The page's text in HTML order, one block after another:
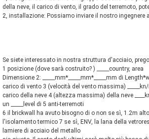
della neve, il carico di vento, il grado del terremoto,
2, installazione: Possiamo inviare il nostro
Se siete interessato in nostra struttura d'acciaio,
1 posizione (dove sarà costruito? ) _____country, area
Dimensione 2: _____mm*_____mm*_____mm di
carico di vento 3 (velocità del vento massima) _____kn/
carico della neve 4 (altezza massima) della neve
un _____level di 5 anti-terremoti
6 il brickwall ha avuto bisogno di o non se sì, 1.2m
l'isolamento termico 7 se sì, ENV, la lana della
lamiere di acciaio del metallo